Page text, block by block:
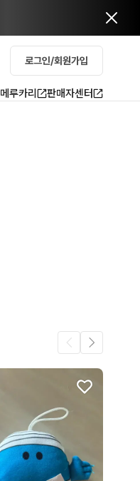
로그인/회원가입
메루카리 판매자센터